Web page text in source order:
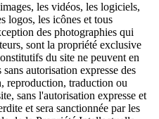
les vidéos, les logiciels,
logos, les icônes et tous
des photographies qui
sont la propriété exclusive
du site ne peuvent en
autorisation expresse des
reproduction, traduction ou
sans l'autorisation expresse et
et sera sanctionnée par les